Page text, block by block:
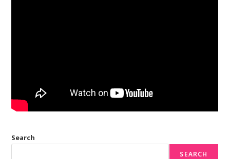
Search
SEARCH